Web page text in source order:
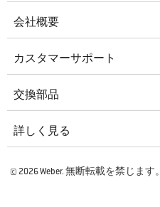
会社概要
カスタマーサポート
交換部品
詳しく見る
© 2026 Weber. 無断転載を禁じます。